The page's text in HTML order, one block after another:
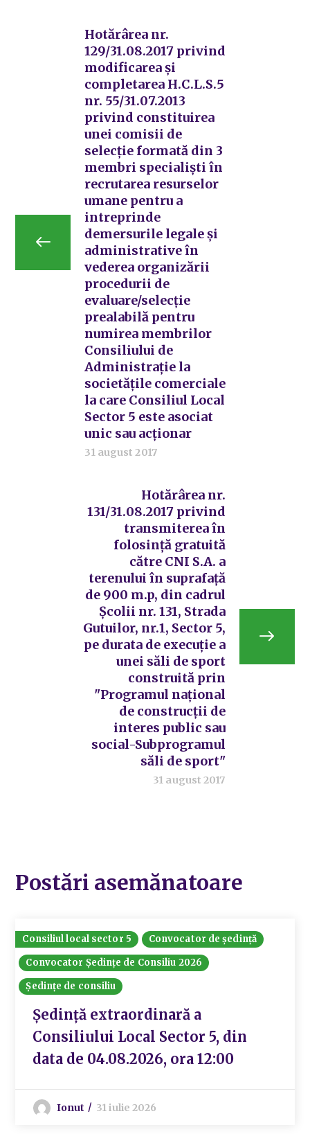
Hotărârea nr.
129/31.08.2017 privind
modificarea și
completarea H.C.L.S.5
nr. 55/31.07.2013
privind constituirea
unei comisii de
selecţie formată din 3
membri specialişti în
recrutarea resurselor
umane pentru a
intreprinde
demersurile legale şi
administrative în
vederea organizării
procedurii de
evaluare/selecţie
prealabilă pentru
numirea membrilor
Consiliului de
Administraţie la
societăţile comerciale
la care Consiliul Local
Sector 5 este asociat
unic sau acţionar
31 august 2017
Hotărârea nr.
131/31.08.2017 privind
transmiterea în
folosință gratuită
către CNI S.A. a
terenului în suprafață
de 900 m.p, din cadrul
Școlii nr. 131, Strada
Gutuilor, nr.1, Sector 5,
pe durata de execuție a
unei săli de sport
construită prin
"Programul național
de construcții de
interes public sau
social-Subprogramul
săli de sport"
31 august 2017
Postări asemănatoare
Consiliul local sector 5
Convocator de ședință
Convocator Ședințe de Consiliu 2026
Ședințe de consiliu
Ședință extraordinară a
Consiliului Local Sector 5, din
data de 04.08.2026, ora 12:00
Ionut 31 iulie 2026